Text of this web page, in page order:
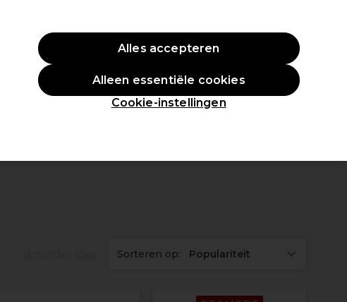
Aanmelden
Studenten Inspiratie Professionele Awards
Sorteren op: Populariteit
Cookie-instellingen
Alleen essentiële cookies
Alles accepteren